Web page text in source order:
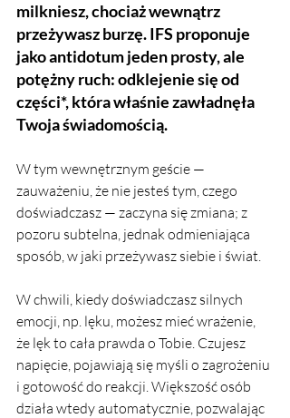
milkniesz, chociaż wewnątrz
przeżywasz burzę. IFS proponuje
jako antidotum jeden prosty, ale
potężny ruch: odklejenie się od
części*, która właśnie zawładnęła
Twoja świadomością.
W tym wewnętrznym geście —
zauważeniu, że nie jesteś tym, czego
doświadczasz — zaczyna się zmiana; z
pozoru subtelna, jednak odmieniająca
sposób, w jaki przeżywasz siebie i świat.
W chwili, kiedy doświadczasz silnych
emocji, np. lęku, możesz mieć wrażenie,
że lęk to cała prawda o Tobie. Czujesz
napięcie, pojawiają się myśli o zagrożeniu
i gotowość do reakcji. Większość osób
działa wtedy automatycznie, pozwalając